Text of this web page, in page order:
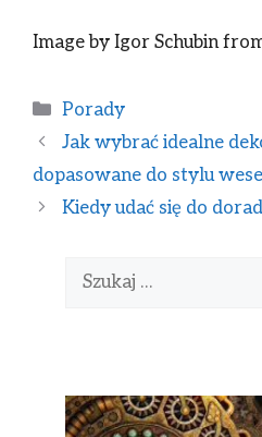
Image by Igor Schubin
Porady
Jak wybrać idealne
dopasowane do stylu
Kiedy udać się do